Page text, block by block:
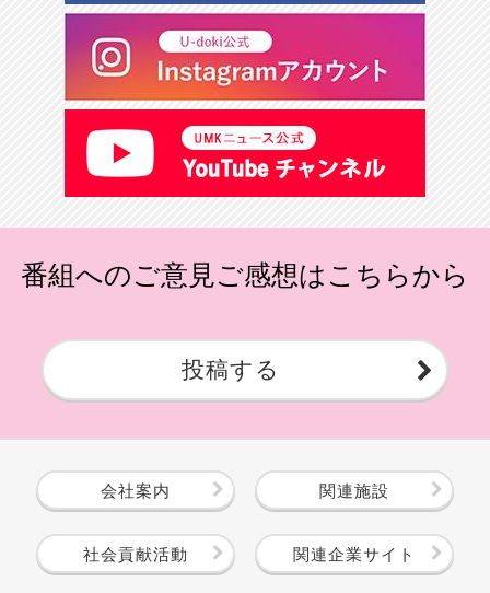
番組へのご意見ご感想はこちらから
投稿する
会社案内 関連施設
社会貢献活動 関連企業サイト